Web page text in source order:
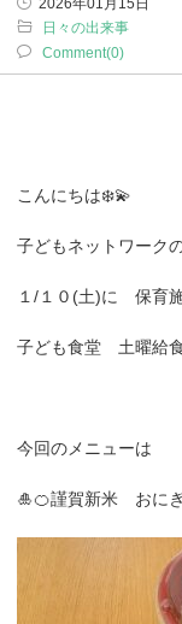
2026年01月15日
日々の出来事
Comment(0)
こんにちは❄️💫
子どもネットワーク
１/１０(土)に 保育
子ども食堂 土曜給
今回のメニューは
🎍🍊謹賀新米 おに